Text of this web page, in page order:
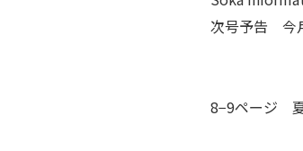
次号予告 今
8−9ページ